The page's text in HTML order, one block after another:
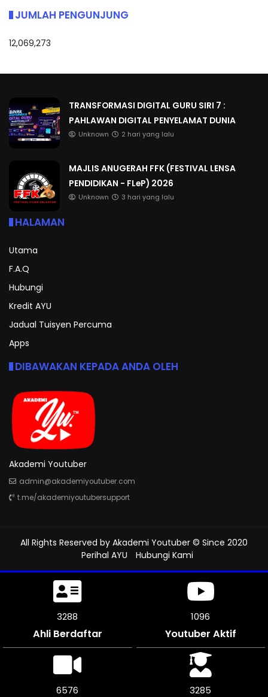
JUMLAH PENGUNJUNG
12,069,273
TRANSFORMASI DIGITAL GURU SIRI 7 :
PAHLAWAN DIGITAL PENYELAMAT DUNIA
Unknown 2 hari yang lalu
MAJLIS ANUGERAH FFK (FESTIVAL LENSA
PENDIDIKAN - FLeP) 2026
Unknown 3 hari yang lalu
HALAMAN
Utama
F.A.Q
Hubungi
Kredit AYU
Jadual Tuisyen Percuma
Apps
DIBAWAKAN KEPADA ANDA OLEH
Akademi Youtuber
admin@akademiyoutuber.com
t.me/akademiyoutubersupport
All Rights Reserved by Akademi Youtuber © Since 2020
Perihal AYU
Hubungi Kami
3636
Ahli Berdaftar
1211
Youtuber Aktif
7266 3633